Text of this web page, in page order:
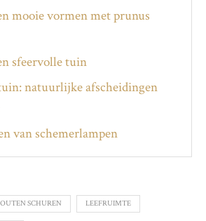
mooie vormen met prunus
sfeervolle tuin
natuurlijke afscheidingen
van schemerlampen
SCHUREN LEEFRUIMTE